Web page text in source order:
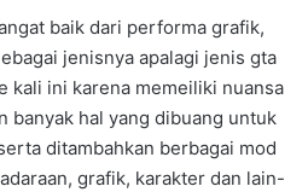
baik dari performa grafik,
jenisnya apalagi jenis gta
kali ini karena memeiliki nuansa
banyak hal yang dibuang untuk
ditambahkan berbagai mod
grafik, karakter dan lain-